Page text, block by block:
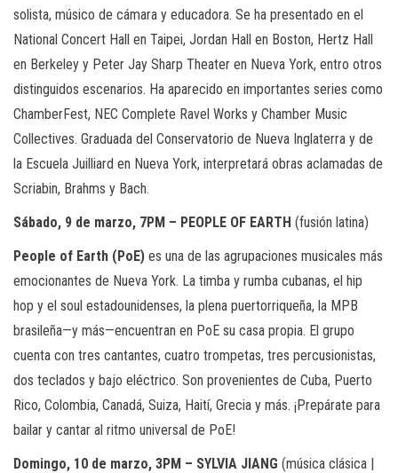
solista, músico de cámara y educadora. Se ha presentado en el
National Concert Hall en Taipei, Jordan Hall en Boston, Hertz Hall
en Berkeley y Peter Jay Sharp Theater en Nueva York, entro otros
distinguidos escenarios. Ha aparecido en importantes series como
ChamberFest, NEC Complete Ravel Works y Chamber Music
Collectives. Graduada del Conservatorio de Nueva Inglaterra y de
la Escuela Juilliard en Nueva York, interpretará obras aclamadas de
Scriabin, Brahms y Bach.
Sábado, 9 de marzo, 7PM – PEOPLE OF EARTH (fusión latina)
People of Earth (PoE) es una de las agrupaciones musicales más
emocionantes de Nueva York. La timba y rumba cubanas, el hip
hop y el soul estadounidenses, la plena puertorriqueña, la MPB
brasileña—y más—encuentran en PoE su casa propia. El grupo
cuenta con tres cantantes, cuatro trompetas, tres percusionistas,
dos teclados y bajo eléctrico. Son provenientes de Cuba, Puerto
Rico, Colombia, Canadá, Suiza, Haití, Grecia y más. ¡Prepárate para
bailar y cantar al ritmo universal de PoE!
Domingo, 10 de marzo, 3PM – SYLVIA JIANG (música clásica |